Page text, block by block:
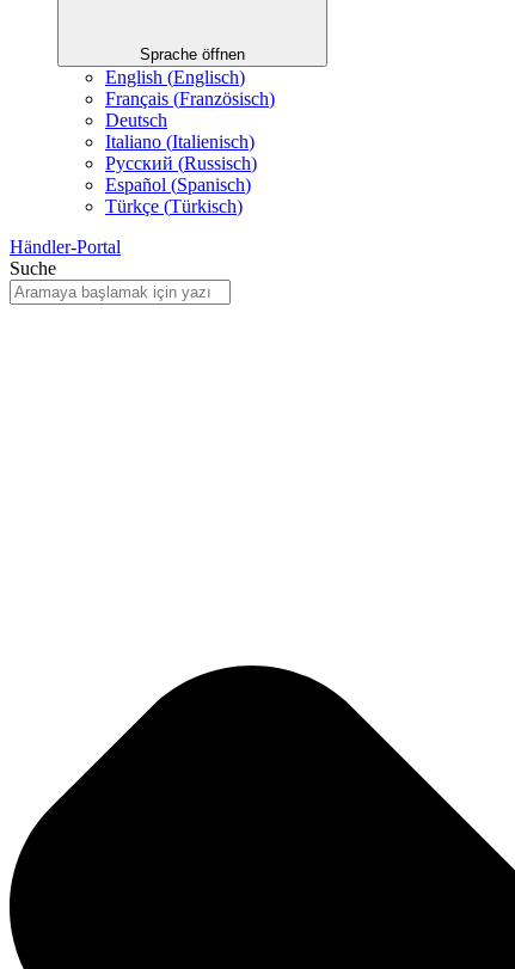
Sprache öffnen
English (Englisch)
Français (Französisch)
Deutsch
Italiano (Italienisch)
Русский (Russisch)
Español (Spanisch)
Türkçe (Türkisch)
Händler-Portal
Suche